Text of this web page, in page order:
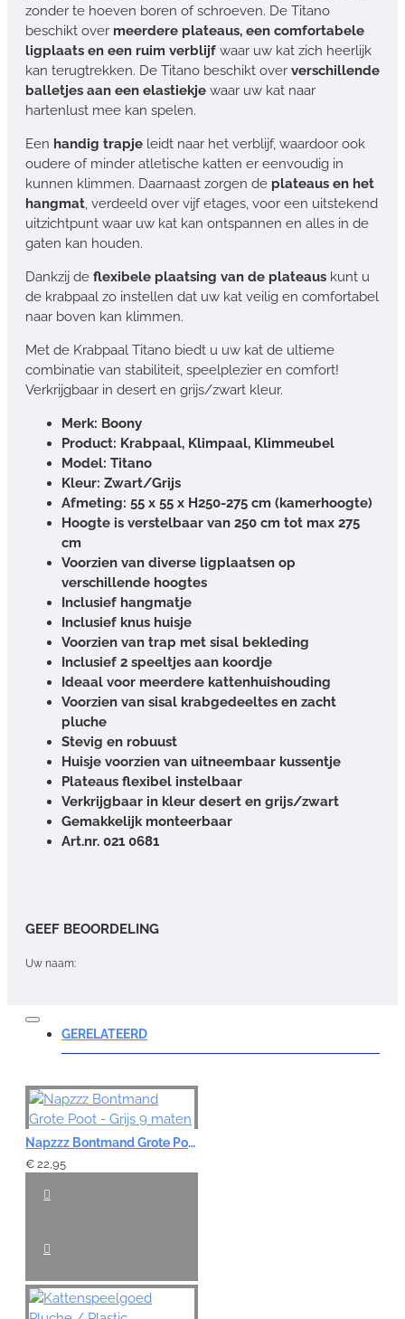
zonder te hoeven boren of schroeven. De Titano
beschikt over meerdere plateaus, een comfortabele
ligplaats en een ruim verblijf waar uw kat zich heerlijk
kan terugtrekken. De Titano beschikt over verschillende
balletjes aan een elastiekje waar uw kat naar
hartenlust mee kan spelen.
Een handig trapje leidt naar het verblijf, waardoor ook
oudere of minder atletische katten er eenvoudig in
kunnen klimmen. Daarnaast zorgen de plateaus en het
hangmat, verdeeld over vijf etages, voor een uitstekend
uitzichtpunt waar uw kat kan ontspannen en alles in de
gaten kan houden.
Dankzij de flexibele plaatsing van de plateaus kunt u
de krabpaal zo instellen dat uw kat veilig en comfortabel
naar boven kan klimmen.
Met de Krabpaal Titano biedt u uw kat de ultieme
combinatie van stabiliteit, speelplezier en comfort!
Verkrijgbaar in desert en grijs/zwart kleur.
Merk: Boony
Product: Krabpaal, Klimpaal, Klimmeubel
Model: Titano
Kleur: Zwart/Grijs
Afmeting: 55 x 55 x H250-275 cm (kamerhoogte)
Hoogte is verstelbaar van 250 cm tot max 275
cm
Voorzien van diverse ligplaatsen op
verschillende hoogtes
Inclusief hangmatje
Inclusief knus huisje
Voorzien van trap met sisal bekleding
Inclusief 2 speeltjes aan koordje
Ideaal voor meerdere kattenhuishouding
Voorzien van sisal krabgedeeltes en zacht
pluche
Stevig en robuust
Huisje voorzien van uitneembaar kussentje
Plateaus flexibel instelbaar
Verkrijgbaar in kleur desert en grijs/zwart
Gemakkelijk monteerbaar
Art.nr. 021 0681
GEEF BEOORDELING
Uw naam:
Opmerking:
Note:HTML-code wordt niet vertaald!
Waardering:
GERELATEERD
Napzzz Bontmand Grote Poot - Grijs 9 maten
€ 22,95